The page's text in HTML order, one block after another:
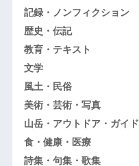
記録・ノンフィクション
歴史・伝記
教育・テキスト
文学
風土・民俗
美術・芸術・写真
山岳・アウトドア・ガイド
食・健康・医療
詩集・句集・歌集